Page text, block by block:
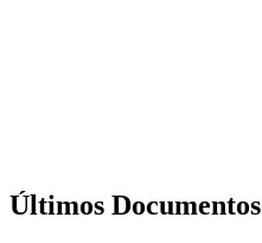
Últimos Documentos